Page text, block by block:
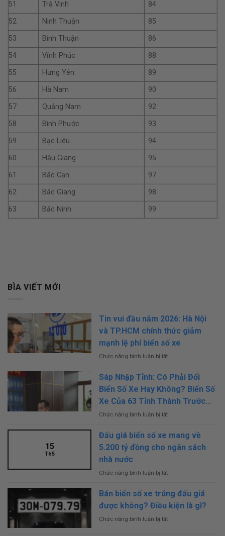
51
Trà Vinh
84
52
Ninh Thuận
85
53
Bình Thuận
86
54
Vĩnh Phúc
88
55
Hưng Yên
89
56
Hà Nam
90
57
Quảng Nam
92
58
Bình Phước
93
59
Bạc Liêu
94
60
Hậu Giang
95
61
Bắc Cạn
97
62
Bắc Giang
98
63
Bắc Ninh 99
BÌA VIẾT MỚI
Tin vui đầu năm 2026: Hà Nội
và TP.HCM chính thức giảm
mạnh lệ phí biển số xe
Chức năng bình luận bị tắt
vui
năm
2026:
TP.HCM
thức
biển
số
xe
Sáp Nhập Tỉnh: Có Phải Đổi
Biển Số Xe Hay Không? Biển Số
Xe Của 63 Tỉnh Thành Trước
Khi Sáp Nhập Thế Nào?
Chức năng bình luận bị tắt
Có
Xe
Không?
15
Th5
Đấu giá biển số xe mang về
5.200 tỷ đồng cho ngân sách
nhà nước
Chức năng bình luận bị tắt
biển
số
Bán biển số xe trúng đấu giá
được không? Điều kiện là gì?
Chức năng bình luận bị tắt